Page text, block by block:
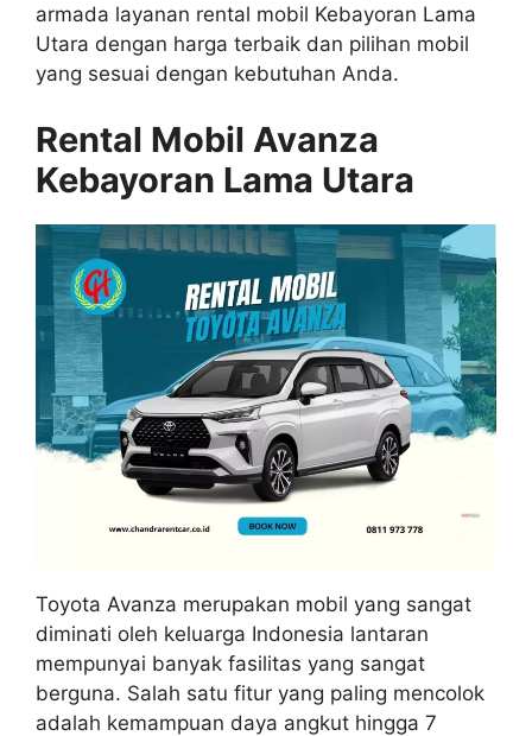
armada layanan rental mobil Kebayoran Lama
Utara dengan harga terbaik dan pilihan mobil
yang sesuai dengan kebutuhan Anda.
Rental Mobil Avanza
Kebayoran Lama Utara
Toyota Avanza merupakan mobil yang sangat
diminati oleh keluarga Indonesia lantaran
mempunyai banyak fasilitas yang sangat
berguna. Salah satu fitur yang paling mencolok
adalah kemampuan daya angkut hingga 7